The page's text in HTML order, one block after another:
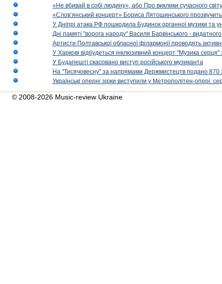
«Не вбивай в собі людину», або Про виклики сучасного світу
«Слов’янський концерт» Бориса Лятошинського
У Дніпрі атака РФ пошкодила Будинок органної музики та
Дні памяті "ворога народу" Василя Барвінського -
Артисти Полтавської обласної філармонії проводять
У Харкові відбудеться інклюзивний концерт "Музика
У Будапешті скасовано виступ російського музиканта
На "Тисячовесну" за напрямами Держмистецтв подано 870
Українські оперні зірки виступили у Метрополітен-опері:
© 2008-2026 Music-review Ukraine